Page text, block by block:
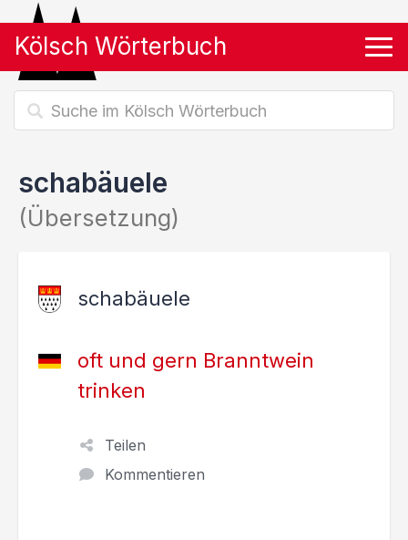
Kölsch Wörterbuch
schabäuele
(Übersetzung)
schabäuele
oft und gern Branntwein
trinken
Teilen
Kommentieren